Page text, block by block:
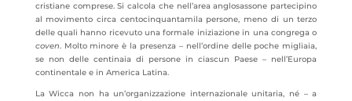
cristiane comprese. Si calcola che nell’area anglosassone partecipino
al movimento circa centocinquantamila persone, meno di un terzo
delle quali hanno ricevuto una formale iniziazione in una congrega o
coven. Molto minore è la presenza – nell’ordine delle poche migliaia,
se non delle centinaia di persone in ciascun Paese – nell’Europa
continentale e in America Latina.
La Wicca non ha un’organizzazione internazionale unitaria, né – a